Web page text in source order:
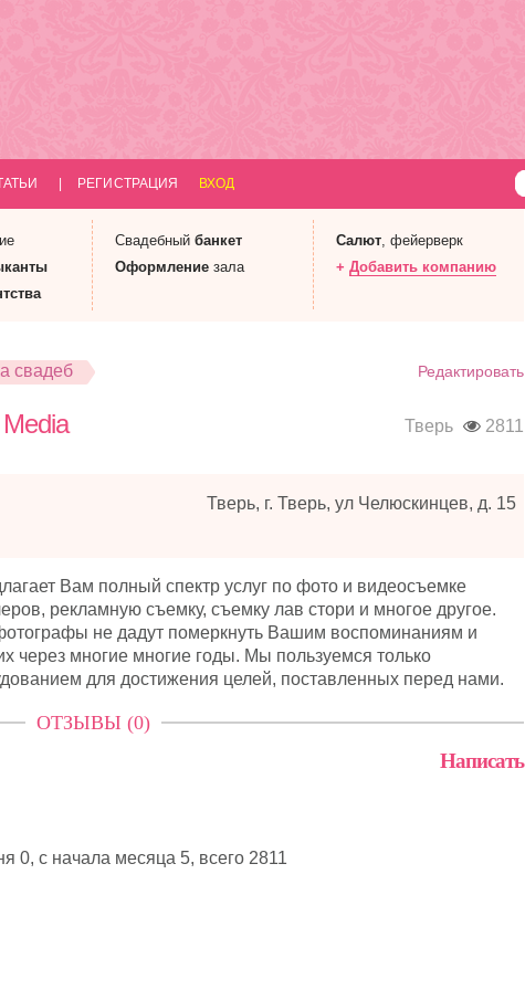
РЕГИСТРАЦИЯ ВХОД
Свадебный банкет
Оформление зала
Салют, фейерверк
+ Добавить компанию
Редактировать
свадеб
Тверь 2811
Тверь, г. Тверь, ул Челюскинцев, д. 15
Вам полный спектр услуг по фото и видеосъемке
рекламную съемку, съемку лав стори и многое другое.
не дадут померкнуть Вашим воспоминаниям и
через многие многие годы. Мы пользуемся только
для достижения целей, поставленных перед нами.
ОТЗЫВЫ (0)
Написать
0, с начала месяца 5, всего 2811